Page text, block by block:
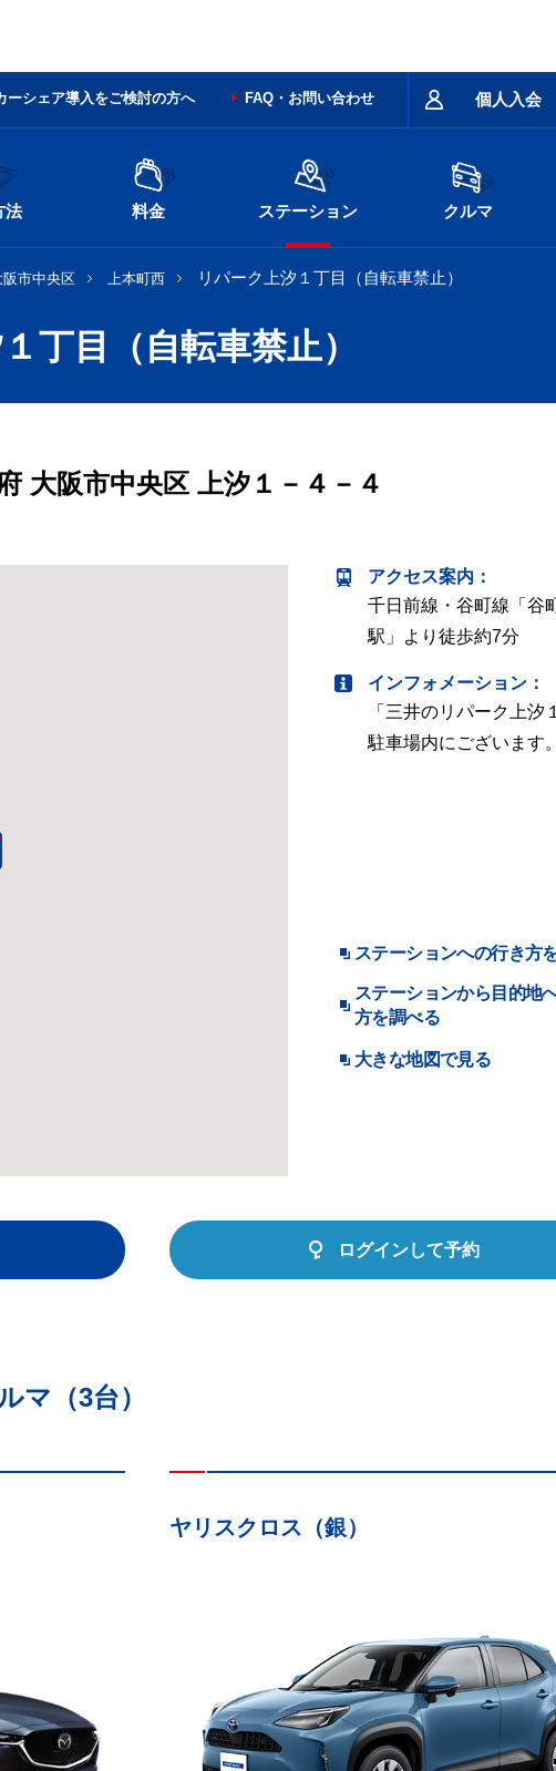
個人入会
ーシェア導入をご検討の方へ FAQ・お問い合わせ
法 料金 ステーション クルマ
阪市中央区 上本町西 リパーク上汐１丁目（自転車禁止）
丁目（自転車禁止）
大阪市中央区 上汐１－４－４
アクセス案内 ：
千日前線・谷町線「谷
駅」より徒歩約7分
インフォメーション：
「三井のリパーク上汐
駐車場内にございます
ステーションへの行き方
ステーションから目的地
方を調べる
大きな地図で見る
ログインして予約
マ（3台）
ヤリスクロス（銀）